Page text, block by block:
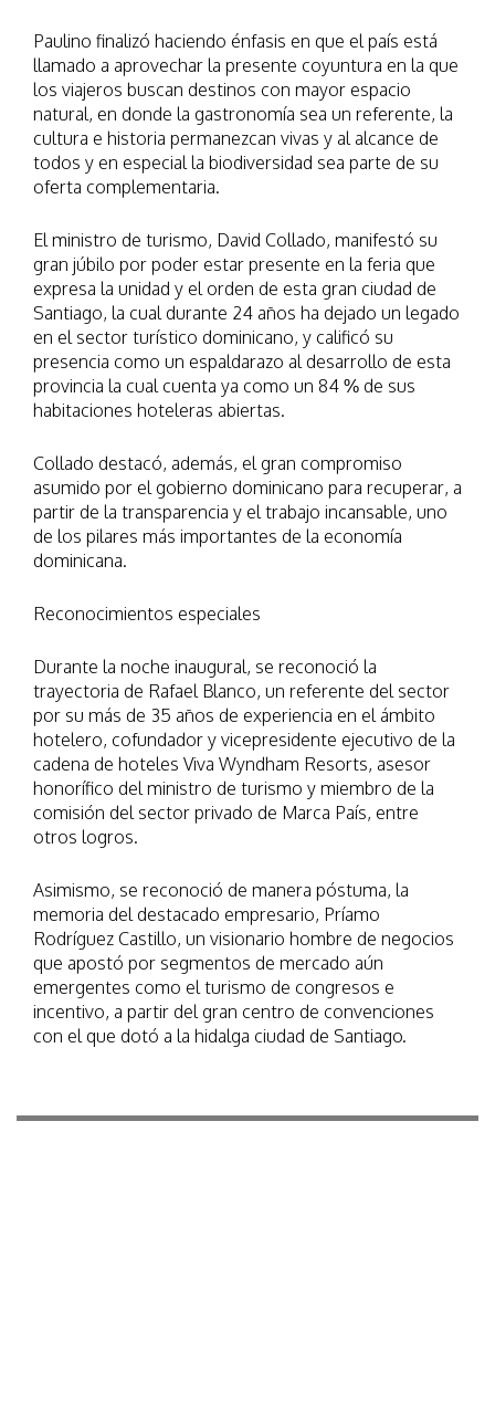
Paulino finalizó haciendo énfasis en que el país está
llamado a aprovechar la presente coyuntura en la que
los viajeros buscan destinos con mayor espacio
natural, en donde la gastronomía sea un referente, la
cultura e historia permanezcan vivas y al alcance de
todos y en especial la biodiversidad sea parte de su
oferta complementaria.
El ministro de turismo, David Collado, manifestó su
gran júbilo por poder estar presente en la feria que
expresa la unidad y el orden de esta gran ciudad de
Santiago, la cual durante 24 años ha dejado un legado
en el sector turístico dominicano, y calificó su
presencia como un espaldarazo al desarrollo de esta
provincia la cual cuenta ya como un 84 % de sus
habitaciones hoteleras abiertas.
Collado destacó, además, el gran compromiso
asumido por el gobierno dominicano para recuperar, a
partir de la transparencia y el trabajo incansable, uno
de los pilares más importantes de la economía
dominicana.
Reconocimientos especiales
Durante la noche inaugural, se reconoció la
trayectoria de Rafael Blanco, un referente del sector
por su más de 35 años de experiencia en el ámbito
hotelero, cofundador y vicepresidente ejecutivo de la
cadena de hoteles Viva Wyndham Resorts, asesor
honorífico del ministro de turismo y miembro de la
comisión del sector privado de Marca País, entre
otros logros.
Asimismo, se reconoció de manera póstuma, la
memoria del destacado empresario, Príamo
Rodríguez Castillo, un visionario hombre de negocios
que apostó por segmentos de mercado aún
emergentes como el turismo de congresos e
incentivo, a partir del gran centro de convenciones
con el que dotó a la hidalga ciudad de Santiago.